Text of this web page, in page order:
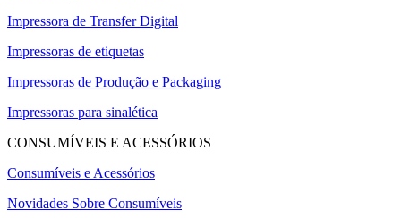
Impressora de Transfer Digital
Impressoras de etiquetas
Impressoras de Produção e Packaging
Impressoras para sinalética
CONSUMÍVEIS E ACESSÓRIOS
Consumíveis e Acessórios
Novidades Sobre Consumíveis